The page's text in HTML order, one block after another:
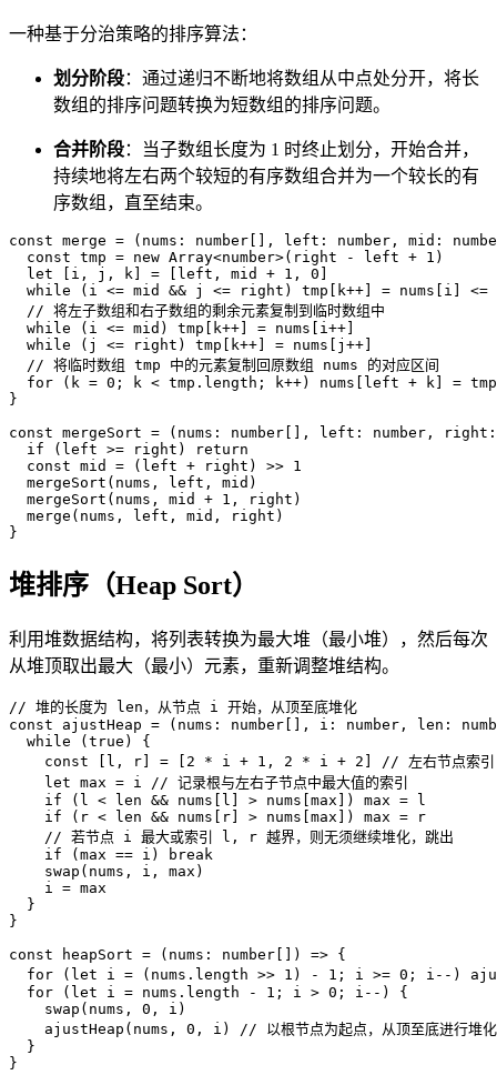
一种基于分治策略的排序算法：
划分阶段：通过递归不断地将数组从中点处分开，将长
数组的排序问题转换为短数组的排序问题。
合并阶段：当子数组长度为 1 时终止划分，开始合并，
持续地将左右两个较短的有序数组合并为一个较长的有
序数组，直至结束。
const merge = ( nums : number , left : number , mid :
  const
tmp = new Array<number>( right - left + 1 )
  let
i , j , k = left , mid + 1 , 0
  while
( i <= mid && j <= right ) tmp k++ = nums i <=
  // 将左子数组和右子数组的剩余元素复制到临时数组中
  while
( i <= mid ) tmp k++ = nums i ++
  while
( j <= right ) tmp k++ = nums j ++
  // 将临时数组 tmp 中的元素复制回原数组 nums 的对应区间
  for
( k = 0 ; k < tmp . length ; k++) nums left + k = tmp
}
const mergeSort = ( nums : number , left : number , right :
  if
( left >= right )
return
  const
mid = ( left + right ) >> 1
  mergeSort
( nums , left , mid )
  mergeSort
( nums , mid + 1 , right )
  merge
( nums , left , mid , right )
}
堆排序（Heap Sort）
利用堆数据结构，将列表转换为最大堆（最小堆），然后每次
从堆顶取出最大（最小）元素，重新调整堆结构。
// 堆的长度为 len，从节点 i 开始，从顶至底堆化
const ajustHeap = ( nums : number [ ] , i : number , len :
  while
(true )
{
    const
[ l , r] = [ 2 * i + 1 , 2 * i + 2 ]
// 左右节点索引
    let
max = i
// 记录根与左右子节点中最大值的索引
    if
( l < len && nums [ l ] > nums [max ] ) max = l
    if
( r < len && nums [ r] > nums [max ] ) max = r
    // 若节点 i 最大或索引 l, r 越界，则无须继续堆化，跳出
    if
(max == i )
break
    swap
( nums , i , max )
    i
= max
}
}
const heapSort = ( nums : number [ ] ) => {
  for
( let i = ( nums . length >> 1 ) - 1 ; i >= 0 ; i -- )
  for
( let i = nums . length - 1 ; i > 0 ; i -- )
{
    swap
( nums , 0 , i )
    ajustHeap
( nums , 0 , i )
// 以根节点为起点，从顶至底进行堆化
}
}